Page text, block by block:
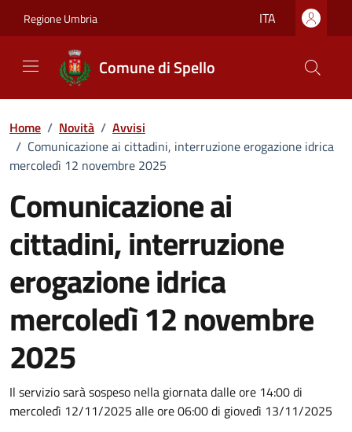
Regione Umbria ITA
Comune di Spello
Home / Novità / Avvisi
/ Comunicazione ai cittadini, interruzione erogazione idrica
mercoledì 12 novembre 2025
Comunicazione ai
cittadini, interruzione
erogazione idrica
mercoledì 12 novembre
2025
Dettagli della notizia
Il servizio sarà sospeso nella giornata dalle ore 14:00 di
mercoledì 12/11/2025 alle ore 06:00 di giovedì 13/11/2025